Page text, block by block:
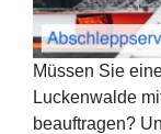
Müssen Sie
Luckenwalde
beauftragen?